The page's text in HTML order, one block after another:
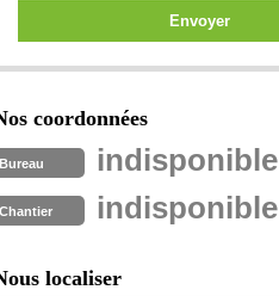
coordonnées
Bureau indisponible
Chantier indisponible
localiser